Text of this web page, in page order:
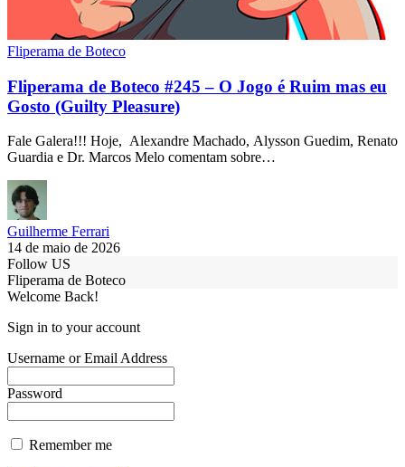
Fliperama de Boteco
Fliperama de Boteco #245 – O Jogo é Ruim mas eu
Gosto (Guilty Pleasure)
Fale Galera!!! Hoje, Alexandre Machado, Alysson Guedim, Renato
Guardia e Dr. Marcos Melo comentam sobre…
Guilherme Ferrari
14 de maio de 2026
Follow US
Fliperama de Boteco
Welcome Back!
Sign in to your account
Username or Email Address
Password
Remember me